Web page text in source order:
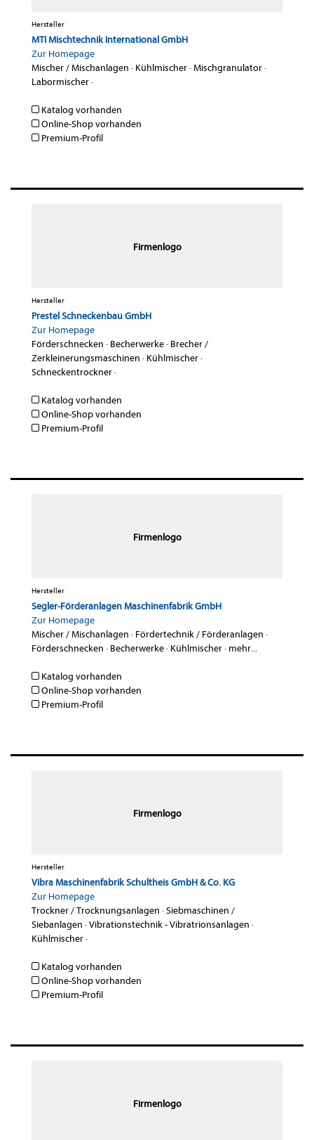
Hersteller
MTI Mischtechnik International GmbH
Zur Homepage
Mischer / Mischanlagen · Kühlmischer·Mischgranulator·
Labormischer·
Katalog vorhanden
Online-Shop vorhanden
Premium-Profil
Firmenlogo
Hersteller
Prestel Schneckenbau GmbH
Zur Homepage
Förderschnecken · Becherwerke· Brecher /
Zerkleinerungsmaschinen · Kühlmischer·
Schneckentrockner·
Katalog vorhanden
Online-Shop vorhanden
Premium-Profil
Firmenlogo
Hersteller
Segler-Förderanlagen Maschinenfabrik GmbH
Zur Homepage
Mischer / Mischanlagen · Fördertechnik / Förderanlagen ·
Förderschnecken · Becherwerke· Kühlmischer· mehr...
Katalog vorhanden
Online-Shop vorhanden
Premium-Profil
Firmenlogo
Hersteller
Vibra Maschinenfabrik Schultheis GmbH & Co. KG
Zur Homepage
Trockner / Trocknungsanlagen ·Siebmaschinen /
Siebanlagen ·Vibrationstechnik - Vibratrionsanlagen ·
Kühlmischer·
Katalog vorhanden
Online-Shop vorhanden
Premium-Profil
Firmenlogo